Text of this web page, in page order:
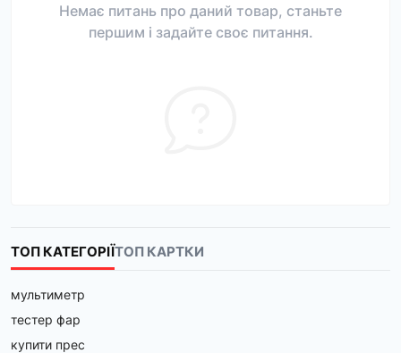
Немає питань про даний товар, станьте
першим і задайте своє питання.
ТОП КАТЕГОРІЇТОП КАРТКИ
мультиметр
тестер фар
купити прес